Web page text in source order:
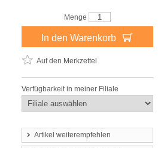
Menge
In den Warenkorb
Auf den Merkzettel
Verfügbarkeit in meiner Filiale
Artikel weiterempfehlen